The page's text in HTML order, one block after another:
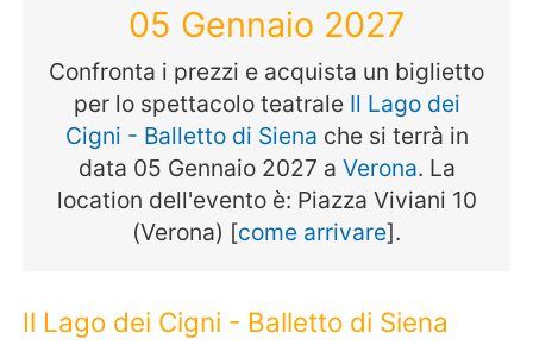
05 Gennaio 2027
Confronta i prezzi e acquista un biglietto
per lo spettacolo teatrale Il Lago dei
Cigni - Balletto di Siena che si terrà in
data 05 Gennaio 2027 a Verona. La
location dell'evento è: Piazza Viviani 10
(Verona) [come arrivare].
Il Lago dei Cigni - Balletto di Siena